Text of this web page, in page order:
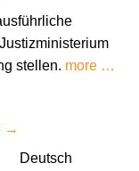
stellen. more …
→
Deutsch